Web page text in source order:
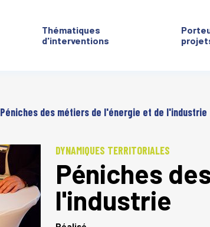
Thématiques
d'interventions
Péniches des métiers de l'énergie et de l'industrie
DYNAMIQUES TERRITORIALES
Péniches
l'industrie